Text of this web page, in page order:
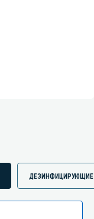
ДЕЗИНФИЦИРУЮЩИЕ